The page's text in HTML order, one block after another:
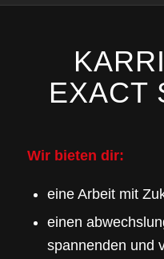
EXACT
Wir bieten dir:
eine Arbeit mit
einen
spannenden und